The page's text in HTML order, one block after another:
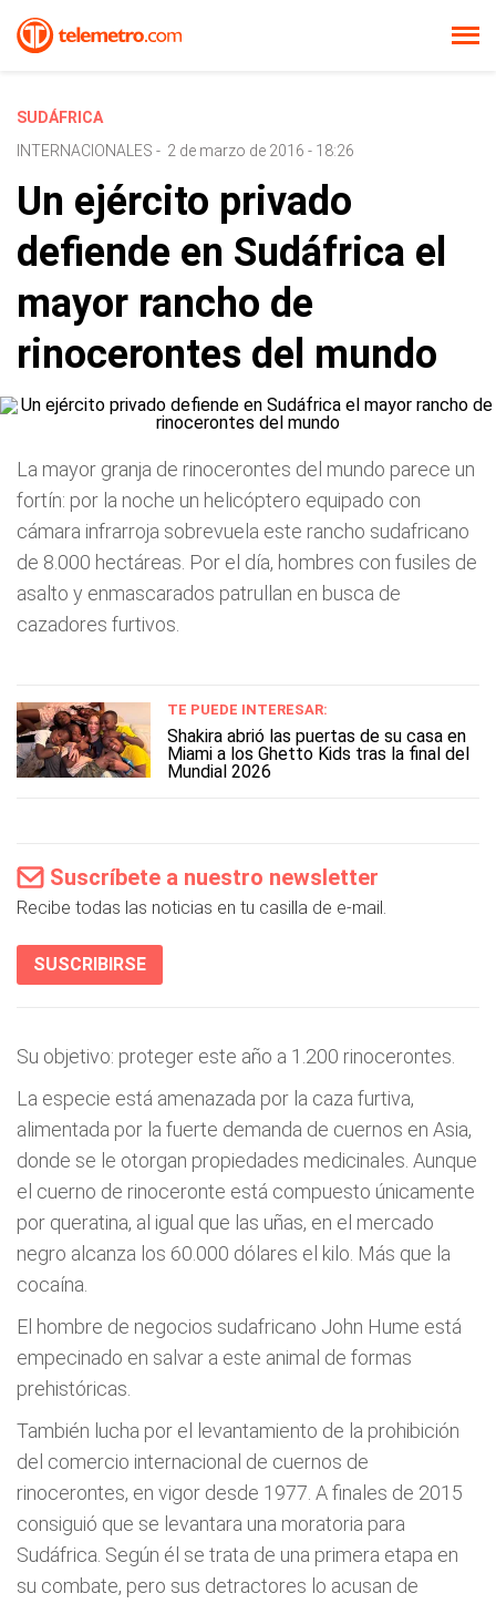
SUDÁFRICA
INTERNACIONALES - 2 de marzo de 2016 - 18:26
Un ejército privado
defiende en Sudáfrica el
mayor rancho de
rinocerontes del mundo
La mayor granja de rinocerontes del mundo parece un
fortín: por la noche un helicóptero equipado con
cámara infrarroja sobrevuela este rancho sudafricano
de 8.000 hectáreas. Por el día, hombres con fusiles de
asalto y enmascarados patrullan en busca de
cazadores furtivos.
TE PUEDE INTERESAR:
Shakira abrió las puertas de su casa en
Miami a los Ghetto Kids tras la final del
Mundial 2026
Suscríbete a nuestro newsletter
Recibe todas las noticias en tu casilla de e-mail.
SUSCRIBIRSE
Su objetivo: proteger este año a 1.200 rinocerontes.
La especie está amenazada por la caza furtiva,
alimentada por la fuerte demanda de cuernos en Asia,
donde se le otorgan propiedades medicinales. Aunque
el cuerno de rinoceronte está compuesto únicamente
por queratina, al igual que las uñas, en el mercado
negro alcanza los 60.000 dólares el kilo. Más que la
cocaína.
El hombre de negocios sudafricano John Hume está
empecinado en salvar a este animal de formas
prehistóricas.
También lucha por el levantamiento de la prohibición
del comercio internacional de cuernos de
rinocerontes, en vigor desde 1977. A finales de 2015
consiguió que se levantara una moratoria para
Sudáfrica. Según él se trata de una primera etapa en
su combate, pero sus detractores lo acusan de